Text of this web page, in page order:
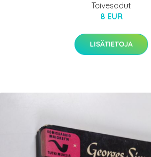
Toivesadut
8 EUR
LISÄTIETOJA